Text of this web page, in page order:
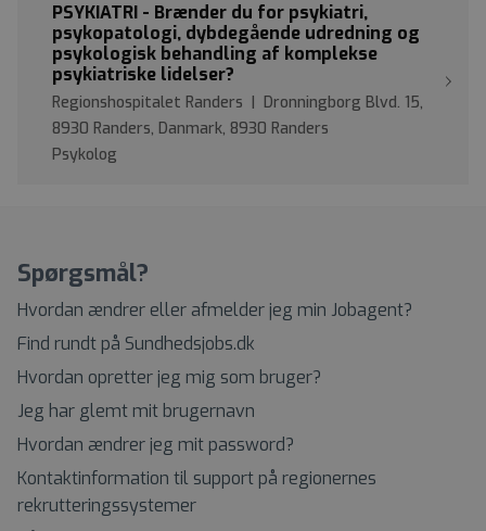
PSYKIATRI - Brænder du for psykiatri,
psykopatologi, dybdegående udredning og
psykologisk behandling af komplekse
psykiatriske lidelser?
Regionshospitalet Randers | Dronningborg Blvd. 15,
8930 Randers, Danmark, 8930 Randers
Psykolog
Spørgsmål?
Hvordan ændrer eller afmelder jeg min Jobagent?
Find rundt på Sundhedsjobs.dk
Hvordan opretter jeg mig som bruger?
Jeg har glemt mit brugernavn
Hvordan ændrer jeg mit password?
Kontaktinformation til support på regionernes
rekrutteringssystemer